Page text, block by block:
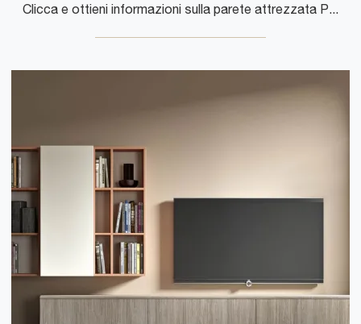
Clicca e ottieni informazioni sulla parete attrezzata Parete attrezzata IM20 L17 della marca Clever: è la soluzione dalle linee moderne ideale per te.